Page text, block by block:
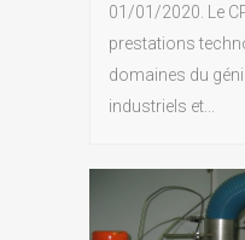
01/01/2020. Le
prestations
domaines du
industriels et...